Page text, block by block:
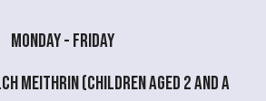
Monday- Friday
Meithrin (children aged 2 and a